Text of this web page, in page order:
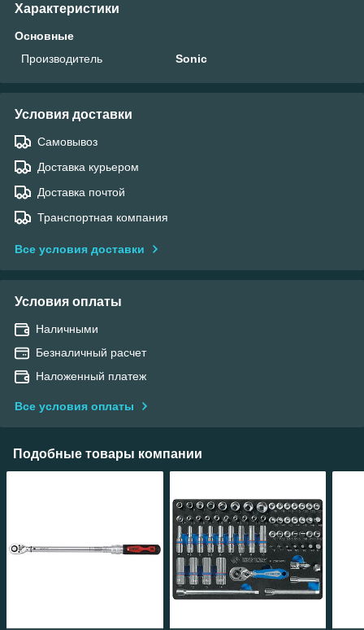
Характеристики
Основные
Производитель
Sonic
Условия доставки
Самовывоз
Доставка курьером
Доставка почтой
Транспортная компания
Все условия доставки
Условия оплаты
Наличными
Безналичный расчет
Наложенный платеж
Все условия оплаты
Подобные товары компании